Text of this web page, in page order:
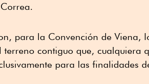
para la Convención de Viena,
contiguo que, cualquiera
para las finalidades